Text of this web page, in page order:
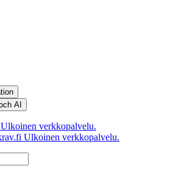
AI
Ulkoinen verkkopalvelu.
Ulkoinen verkkopalvelu.